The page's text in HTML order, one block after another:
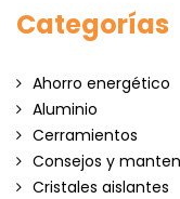
Categorías
Ahorro energético
Aluminio
Cerramientos
Consejos y
Cristales aislantes